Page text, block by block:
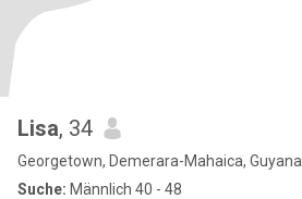
Lisa, 34
Georgetown, Demerara-Mahaica, Guyana
Suche: Männlich 40 - 48